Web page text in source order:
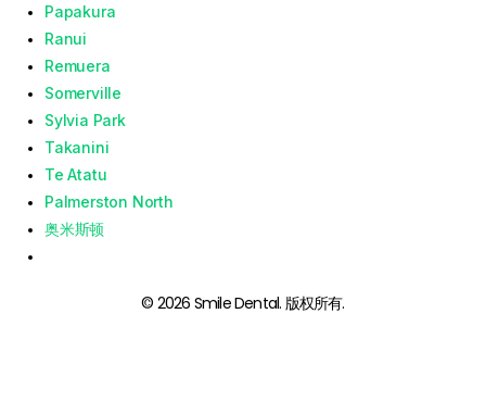
Papakura
Ranui
Remuera
Somerville
Sylvia Park
Takanini
Te Atatu
Palmerston North
奥米斯顿
© 2026 Smile Dental. 版权所有.